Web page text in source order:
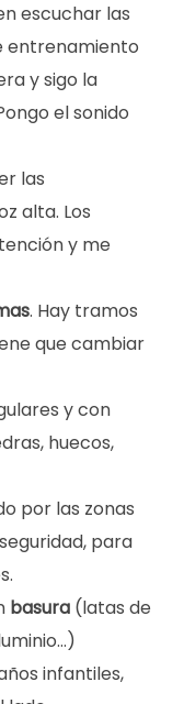
escuchar las
entrenamiento
y sigo la
el sonido
las
alta. Los
y me
. Hay tramos
que cambiar
y con
huecos,
por las zonas
para
basura (latas de
infantiles,